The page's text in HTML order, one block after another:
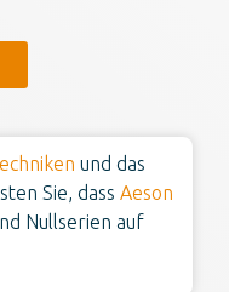
und das
Sie, dass Aeson
Nullserien auf